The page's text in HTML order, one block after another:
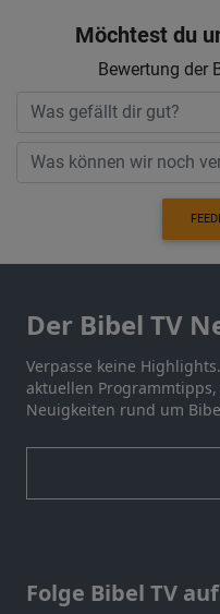
Möchtest du
Bewertung der
Der Bibel TV
Verpasse keine
aktuellen
Neuigkeiten rund um
Folge Bibel TV